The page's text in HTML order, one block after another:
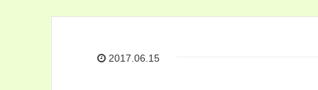
2017.06.15